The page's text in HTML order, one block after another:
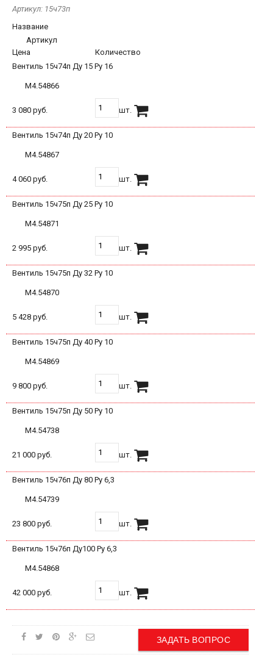
Артикул: 15ч73п
Название
Артикул
Цена
Количество
Вентиль 15ч74п Ду 15 Ру 16
М4.54866
3 080 руб. шт.
Вентиль 15ч74п Ду 20 Ру 10
М4.54867
4 060 руб. шт.
Вентиль 15ч75п Ду 25 Ру 10
М4.54871
2 995 руб. шт.
Вентиль 15ч75п Ду 32 Ру 10
М4.54870
5 428 руб. шт.
Вентиль 15ч75п Ду 40 Ру 10
М4.54869
9 800 руб. шт.
Вентиль 15ч75п Ду 50 Ру 10
М4.54738
21 000 руб. шт.
Вентиль 15ч76п Ду 80 Ру 6,3
М4.54739
23 800 руб. шт.
Вентиль 15ч76п Ду100 Ру 6,3
М4.54868
42 000 руб. шт.
ЗАДАТЬ ВОПРОС